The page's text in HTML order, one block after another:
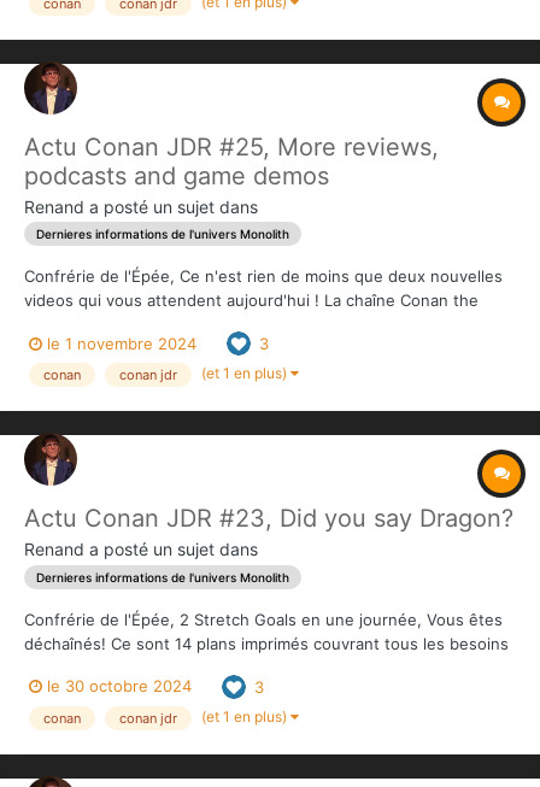
Actu Conan JDR #25, More reviews,
podcasts and game demos
Renand a posté un sujet dans
Dernieres informations de l'univers Monolith
Confrérie de l'Épée, Ce n'est rien de moins que deux nouvelles
videos qui vous attendent aujourd'hui ! La chaîne Conan the
Hyborian Age, pour plonger dans notre tout nouveau jeu de rôle
Conan ! Découvrez pourquoi ce jeu est à la f...
le 1 novembre 2024 3
conan conan jdr (et 1 en plus)
Actu Conan JDR #23, Did you say Dragon?
Renand a posté un sujet dans
Dernieres informations de l'univers Monolith
Confrérie de l'Épée, 2 Stretch Goals en une journée, Vous êtes
déchaînés! Ce sont 14 plans imprimés couvrant tous les besoins
Notre prochain palier sera multiple, et ajoutera du contenu à
plusieurs endroit...
le 30 octobre 2024 3
conan conan jdr (et 1 en plus)